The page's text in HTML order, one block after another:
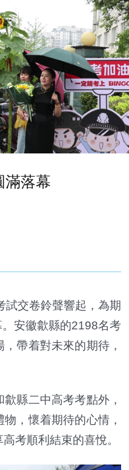
滿落幕
交卷鈴聲響起，為期
安徽歙縣的2198名考
帶着對未來的期待，
縣二中高考考點外，
，懷着期待的心情，
考順利結束的喜悅。